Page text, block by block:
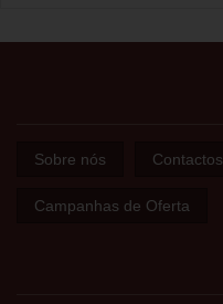
Sobre nós Contactos
Campanhas de Oferta